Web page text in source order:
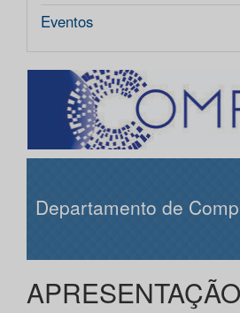
Eventos
Departamento de
APRESENTAÇÃO